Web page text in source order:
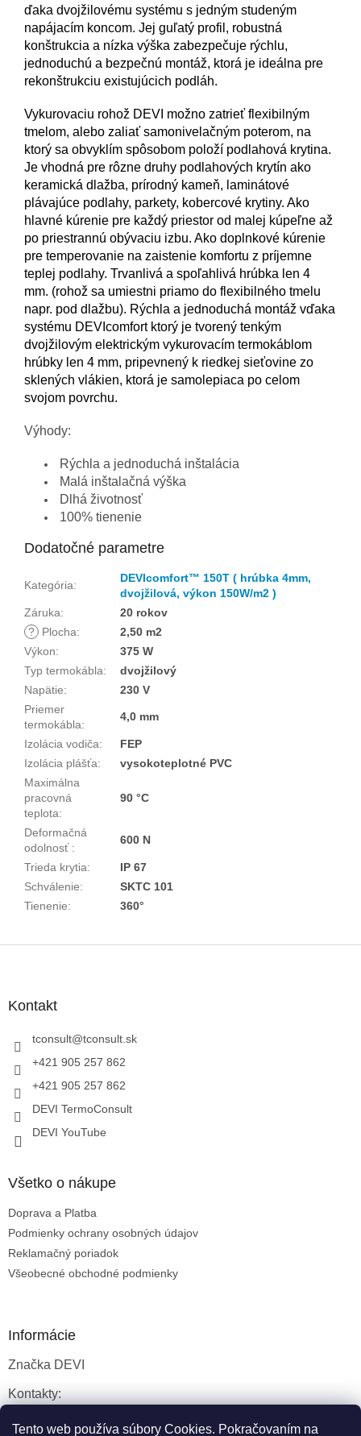
Tento web používa súbory Cookies. Pokračovaním na
ďaka dvojžilovému systému s jedným studeným
napájacím koncom. Jej guľatý profil , robustná
konštrukcia a nízka výška zabezpečuje rýchlu,
jednoduchú a bezpečnú montáž, ktorá je ideálna pre
rekonštrukciu existujúcich podláh.
Vykurovaciu rohož DEVI možno zatrieť flexibilným
tmelom, alebo zaliať samonivelačným poterom, na
ktorý sa obvyklím spôsobom položí podlahová krytina.
Je vhodná pre rôzne druhy podlahových krytín ako
keramická dlažba, prírodný kameň, laminátové
plávajúce podlahy, parkety, kobercové krytiny. Ako
hlavné kúrenie pre každý priestor od malej kúpeľne až
po priestrannú obývaciu izbu. Ako doplnkové kúrenie
pre temperovanie na zaistenie komfortu z príjemne
teplej podlahy. Trvanlivá a spoľahlivá hrúbka len 4
mm. (rohož sa umiestni priamo do flexibilného tmelu
napr. pod dlažbu). Rýchla a jednoduchá montáž vďaka
systému DEVIcomfort ktorý je tvorený tenkým
dvojžilovým elektrickým vykurovacím termokáblom
hrúbky len 4 mm, pripevnený k riedkej sieťovine zo
sklených vlákien, ktorá je samolepiaca po celom
svojom povrchu.
Výhody:
Rýchla a jednoduchá inštalácia
Malá inštalačná výška
Dlhá životnosť
100% tienenie
Dodatočné parametre
Kategória:
DEVIcomfort™ 150T ( hrúbka 4mm,
dvojžilová, výkon 150W/m2 )
Záruka:
20 rokov
?
Plocha:
2,50 m2
Výkon:
375 W
Typ termokábla:
dvojžilový
Napätie:
230 V
Priemer
termokábla:
4,0 mm
Izolácia vodiča:
FEP
Izolácia plášťa:
vysokoteplotné PVC
Maximálna
pracovná
teplota:
90 °C
Deformačná
odolnosť :
600 N
Trieda krytia:
IP 67
Schválenie:
SKTC 101
Tienenie: 360°
Kontakt
tconsult@tconsult.sk
+421 905 257 862
+421 905 257 862
DEVI TermoConsult
DEVI YouTube
Všetko o nákupe
Doprava a Platba
Podmienky ochrany osobných údajov
Reklamačný poriadok
Všeobecné obchodné podmienky
Informácie
Značka DEVI
Kontakty:
Servisné služby